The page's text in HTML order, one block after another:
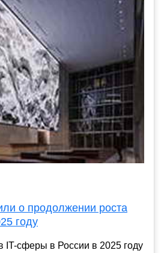
о продолжении роста
году
IT-сферы в России в 2025 году